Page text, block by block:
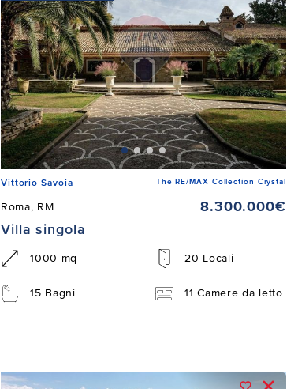
Vittorio Savoia The RE/MAX Collection Crystal
Roma, RM
8.300.000€
Villa singola
1000 mq 20 Locali
15 Bagni 11 Camere da letto